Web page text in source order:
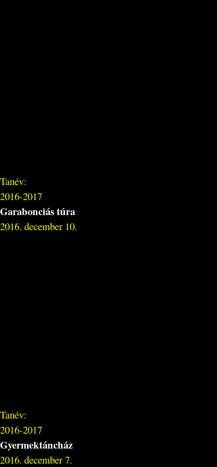
Tanév:
2016-2017
Garabonciás túra
2016. december 10.
Tanév:
2016-2017
Gyermektáncház
2016. december 7.